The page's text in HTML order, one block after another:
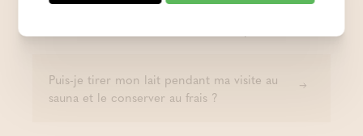
Puis-je tirer mon lait pendant ma visite au
sauna et le conserver au frais ?